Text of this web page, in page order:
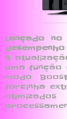
Lançado
A
uma
modo
forcinha